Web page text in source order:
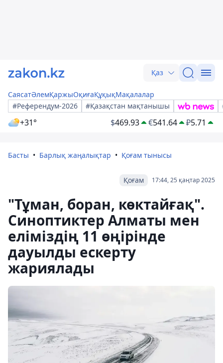
Қаз
СаясатӘлемҚаржыОқиғаҚұқықМақалалар
#Референдум-2026
#Қазақстан мақтанышы
+31° $469.93 €541.64 ₽5.71
Басты Барлық жаңалықтар Қоғам тынысы
17:44, 25 қаңтар 2025
Қоғам
"Тұман, боран, көктайғақ".
Синоптиктер Алматы мен
еліміздің 11 өңірінде
дауылды ескерту
жариялады